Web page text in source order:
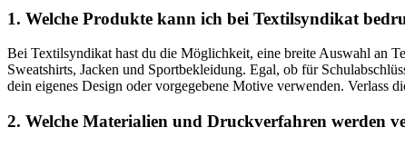
1. Welche Produkte kann ich bei Textilsyndikat
Bei Textilsyndikat hast du die Möglichkeit, eine breite Auswahl an
Sweatshirts, Jacken und Sportbekleidung. Egal, ob für
dein eigenes Design oder vorgegebene Motive verwenden. Verlass
2. Welche Materialien und Druckverfahren werden